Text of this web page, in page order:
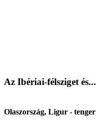
Az Ibériai-félsziget és...
Olaszország, Ligur - tenger